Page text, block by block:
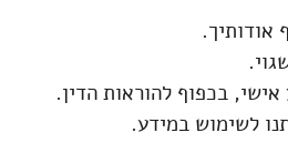
אודותיך.
בכפוף להוראות הדין.
לשימוש במידע.